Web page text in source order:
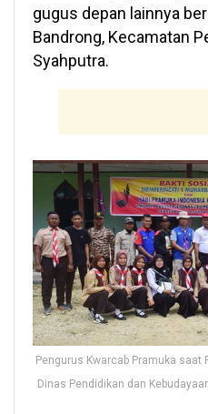
gugus depan lainnya
Bandrong, Kecamatan
Syahputra.
Pengurus Kwarcab Pramuka saat
Dinas Pendidikan dan